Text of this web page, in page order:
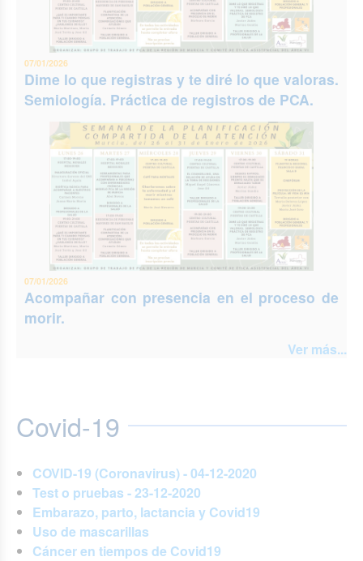
07/01/2026
Dime lo que registras y te diré lo que valoras.
Semiología. Práctica de registros de PCA.
07/01/2026
Acompañar con presencia en el proceso de
morir.
Ver más...
Covid-19
COVID-19 (Coronavirus) - 04-12-2020
Test o pruebas - 23-12-2020
Embarazo, parto, lactancia y Covid19
Uso de mascarillas
Cáncer en tiempos de Covid19